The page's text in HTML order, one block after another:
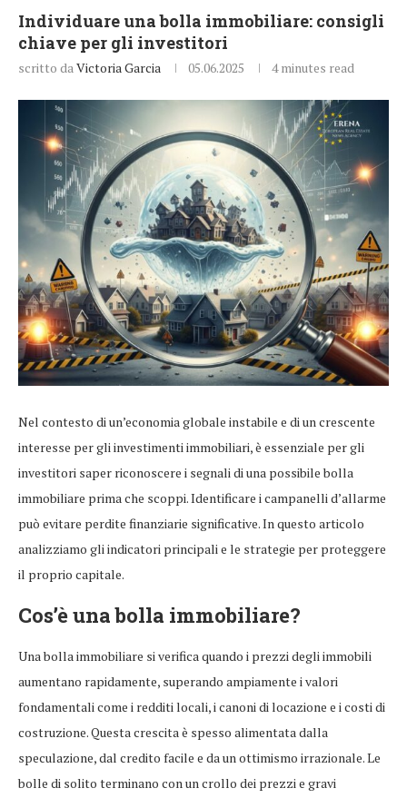
Individuare una bolla immobiliare: consigli
chiave per gli investitori
scritto daVictoria Garcia 05.06.2025 4 minutes read
Nel contesto di un’economia globale instabile e di un crescente
interesse per gli investimenti immobiliari, è essenziale per gli
investitori saper riconoscere i segnali di una possibile bolla
immobiliare prima che scoppi. Identificare i campanelli d’allarme
può evitare perdite finanziarie significative. In questo articolo
analizziamo gli indicatori principali e le strategie per proteggere
il proprio capitale.
Cos’è una bolla immobiliare?
Una bolla immobiliare si verifica quando i prezzi degli immobili
aumentano rapidamente, superando ampiamente i valori
fondamentali come i redditi locali, i canoni di locazione e i costi di
costruzione. Questa crescita è spesso alimentata dalla
speculazione, dal credito facile e da un ottimismo irrazionale. Le
bolle di solito terminano con un crollo dei prezzi e gravi